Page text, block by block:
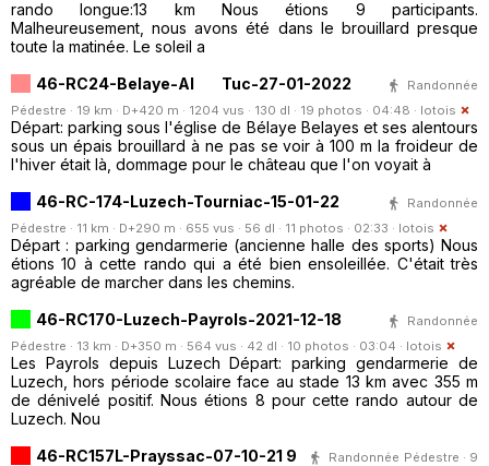
rando longue:13 km Nous étions 9 participants.
Malheureusement, nous avons été dans le brouillard presque
toute la matinée. Le soleil a
46-RC24-Belaye-Al Tuc-27-01-2022
Randonnée
Pédestre · 19 km · D+420 m · 1204 vus · 130 dl · 19 photos · 04:48 · lotois
Départ: parking sous l'église de Bélaye Belayes et ses alentours
sous un épais brouillard à ne pas se voir à 100 m la froideur de
l'hiver était là, dommage pour le château que l'on voyait à
46-RC-174-Luzech-Tourniac-15-01-22
Randonnée
Pédestre · 11 km · D+290 m · 655 vus · 56 dl · 11 photos · 02:33 · lotois
Départ : parking gendarmerie (ancienne halle des sports) Nous
étions 10 à cette rando qui a été bien ensoleillée. C'était très
agréable de marcher dans les chemins.
46-RC170-Luzech-Payrols-2021-12-18
Randonnée
Pédestre · 13 km · D+350 m · 564 vus · 42 dl · 10 photos · 03:04 · lotois
Les Payrols depuis Luzech Départ: parking gendarmerie de
Luzech, hors période scolaire face au stade 13 km avec 355 m
de dénivelé positif. Nous étions 8 pour cette rando autour de
Luzech. Nou
46-RC157L-Prayssac-07-10-21 9
Randonnée Pédestre · 9